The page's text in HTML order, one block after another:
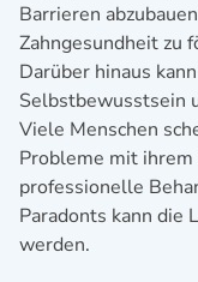
Barrieren
Zahngesundheit zu
Darüber hinaus
Selbstbewusstsein
Viele Menschen
Probleme mit ihrem
professionelle
Paradonts kann die
werden.